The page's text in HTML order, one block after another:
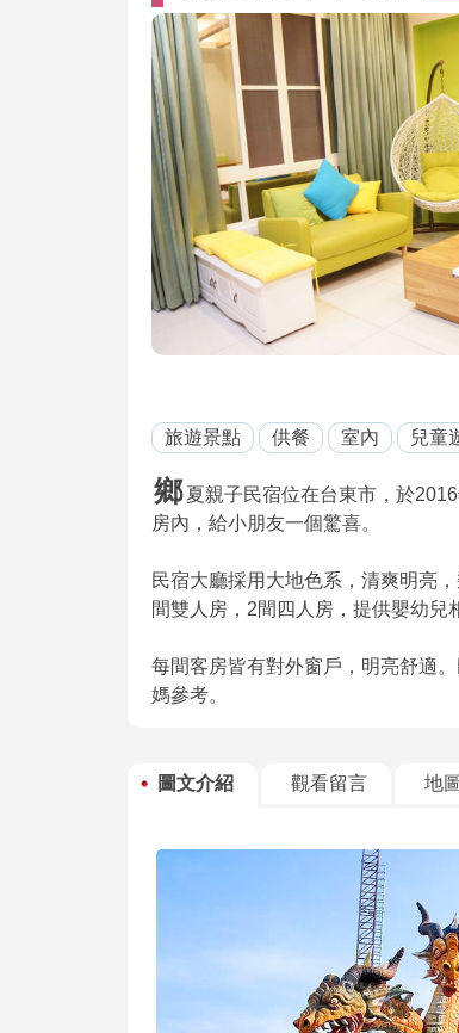
旅遊景點 供餐 室內 兒童
鄉 夏親子民宿位在台東市，於
房內，給小朋友一個驚喜。
民宿大廳採用大地色系，清爽明亮
間雙人房，2間四人房，提供嬰幼兒
每間客房皆有對外窗戶，明亮舒適
媽參考。
圖文介紹 觀看留言 地